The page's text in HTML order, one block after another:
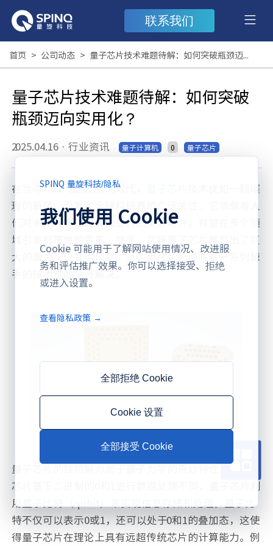
联系我们
首页 > 公司动态 > 量子芯片技术难题待解：如何突破瓶颈迈向实用化？
量子芯片技术难题待解：如何突破
瓶颈迈向实用化？
2025.04.16 · 行业资讯 量子计算机 0 量子芯片
在当今科技飞速发展的时代，
技术犹如一颗璀
璨的新星，引发了全球科研界的广泛关注。它承载着人
们对未来计算能力大幅提升的美好期许，有望在多个领
域引发颠覆性的变革。然而，尽管量子芯片展现出了巨
大的潜力，但要实现其广泛实用化，仍面临着一系列棘
手的技术难题亟待解决。
量子芯片的独特魅力源于量子力学的奇妙特性。与传统
芯片基于二进制的0和1进行数据处理不同，量子芯片利
用量子比特（qubit）来实现信息存储和处理。量子比
特不仅可以表示0或1，还可以处于0和1的叠加态，这使
得量子芯片在理论上具有远超传统芯片的计算能力。例
SPINQ 量旋科技/隐私
我们使用 Cookie
Cookie 可能用于了解网站使用情况、改进服
务和评估推广效果。你可以选择接受、拒绝
或进入设置。
查看隐私政策 →
全部拒绝 Cookie
Cookie 设置
全部接受 Cookie